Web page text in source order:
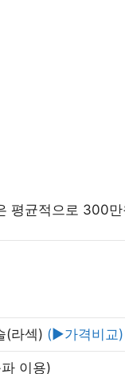
평균적으로 300
(라섹) (▶가격비교)
이용)